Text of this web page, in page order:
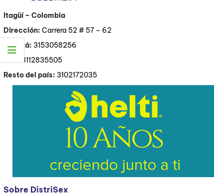
Itagüí– Colombia
Dirección: Carrera 52 # 57 – 62
Bogotá: 3153058256
3112835505
Resto del país: 3102172035
Sobre DistriSex